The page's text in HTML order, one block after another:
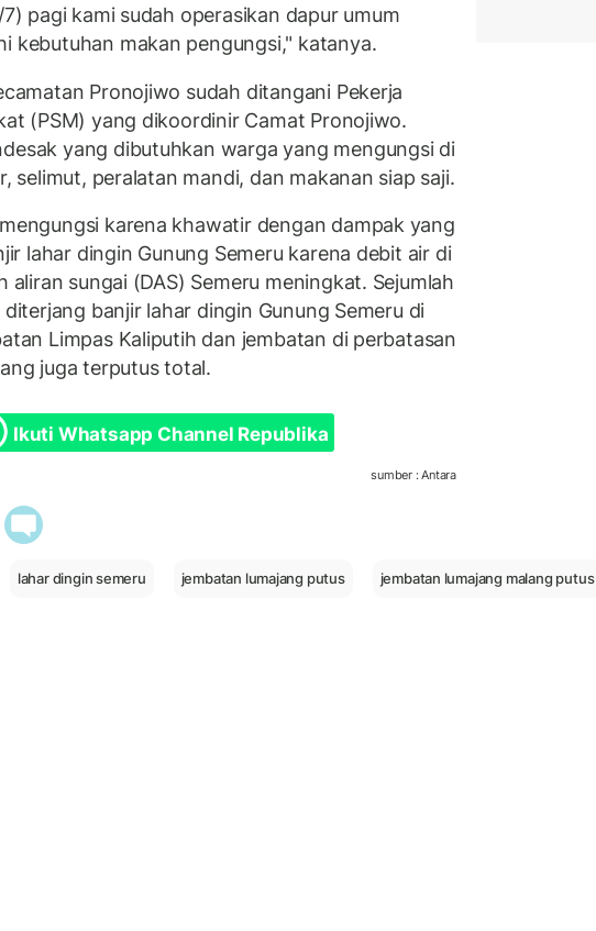
pagi kami sudah operasikan dapur umum
kebutuhan makan pengungsi," katanya.
Pronojiwo sudah ditangani Pekerja
(PSM) yang dikoordinir Camat Pronojiwo.
yang dibutuhkan warga yang mengungsi di
selimut, peralatan mandi, dan makanan siap saji.
karena khawatir dengan dampak yang
lahar dingin Gunung Semeru karena debit air di
aliran sungai (DAS) Semeru meningkat. Sejumlah
banjir lahar dingin Gunung Semeru di
Limpas Kaliputih dan jembatan di perbatasan
juga terputus total.
Ikuti Whatsapp Channel Republika
sumber : Antara
lahar dingin semeru jembatan lumajang putus jembatan lumajang malang putus